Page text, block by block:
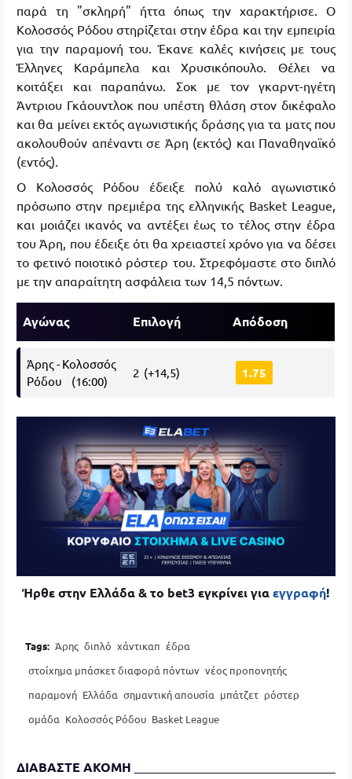
παρά τη "σκληρή" ήττα όπως την χαρακτήρισε. Ο
Κολοσσός Ρόδου στηρίζεται στην έδρα και την εμπειρία
για την παραμονή του. Έκανε καλές κινήσεις με τους
Έλληνες Καράμπελα και Χρυσικόπουλο. Θέλει να
κοιτάξει και παραπάνω. Σοκ με τον γκαρντ-ηγέτη
Άντριου Γκάουντλοκ που υπέστη θλάση στον δικέφαλο
και θα μείνει εκτός αγωνιστικής δράσης για τα ματς που
ακολουθούν απέναντι σε Άρη (εκτός) και Παναθηναϊκό
(εντός).
Ο Κολοσσός Ρόδου έδειξε πολύ καλό αγωνιστικό
πρόσωπο στην πρεμιέρα της ελληνικής Basket League,
και μοιάζει ικανός να αντέξει έως το τέλος στην έδρα
του Άρη, που έδειξε ότι θα χρειαστεί χρόνο για να δέσει
το φετινό ποιοτικό ρόστερ του. Στρεφόμαστε στο διπλό
με την απαραίτητη ασφάλεια των 14,5 πόντων.
Αγώνας Επιλογή Απόδοση
Άρης - Κολοσσός
Ρόδου (16:00)
2 (+14,5) 1.75
Ήρθε στην Ελλάδα & το bet3 εγκρίνει γιαεγγραφή!
Tags: Άρης διπλό χάντικαπ έδρα
στοίχημα μπάσκετ διαφορά πόντων νέος προπονητής
παραμονή Ελλάδα σημαντική απουσία μπάτζετ ρόστερ
ομάδα Κολοσσός Ρόδου Basket League
ΔΙΑΒΑΣΤΕ ΑΚΟΜΗ